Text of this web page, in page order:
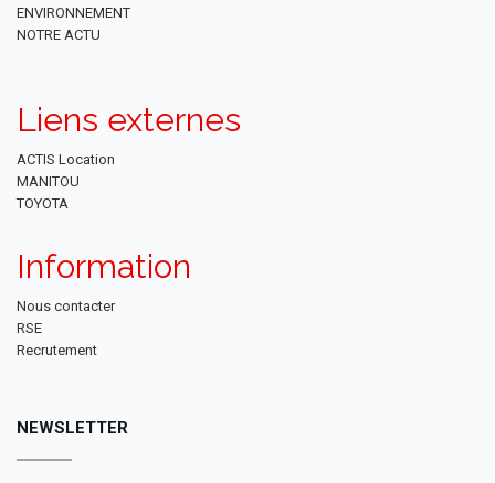
ENVIRONNEMENT
NOTRE ACTU
Liens externes
ACTIS Location
MANITOU
TOYOTA
Information
Nous contacter
RSE
Recrutement
NEWSLETTER